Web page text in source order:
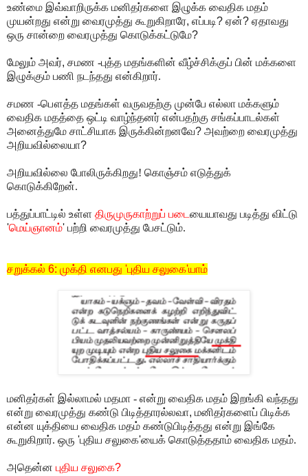
உண்மை இவ்வாறிருக்க மனிதர்களை இழுக்க வைதிக மதம்
முயன்றது என்று வைரமுத்து கூறுகிறாரே, எப்படி? ஏன்? ஏதாவது
ஒரு சான்றை வைரமுத்து கொடுக்கட்டுமே?
மேலும் அவர், சமண -புத்த மதங்களின் வீழ்ச்சிக்குப் பின் மக்களை
இழுக்கும் பணி நடந்தது என்கிறார்.
சமண -பௌத்த மதங்கள் வருவதற்கு முன்பே எல்லா மக்களும்
வைதிக மதத்தை ஒட்டி வாழ்ந்தனர் என்பதற்கு சங்கப்பாடல்கள்
அனைத்துமே சாட்சியாக இருக்கின்றனவே? அவற்றை வைரமுத்து
அறியவில்லையா?
அறியவில்லை போலிருக்கிறது! கொஞ்சம் எடுத்துக்
கொடுக்கிறேன்.
பத்துப்பாட்டில் உள்ள திருமுருகாற்றுப் படை யையாவது படித்து விட்டு
'மெய்ஞானம்' பற்றி வைரமுத்து பேசட்டும்.
சறுக்கல் 6: முக்தி எனபது 'புதிய சலுகை'யாம்
மனிதர்கள் இல்லாமல் மதமா - என்று வைதிக மதம் இறங்கி வந்தது
என்று வைரமுத்து கண்டு பிடித்தாரல்லவா, மனிதர்களைப் பிடிக்க
என்ன யுக்தியை வைதிக மதம் கண்டுபிடித்தது என்று இங்கே
கூறுகிறார். ஒரு 'புதிய சலுகை'யைக் கொடுத்ததாம் வைதிக மதம்.
அதென்ன புதிய சலுகை?